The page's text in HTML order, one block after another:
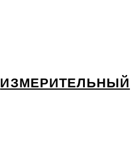
ИЗМЕРИТЕЛЬНЫЙ